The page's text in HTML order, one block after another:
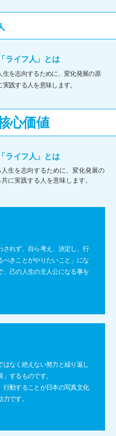
ライフ人」とは
を志向するために、変化発展の原
践する人を意味します。
心価値
ライフ人」とは
生を志向するために、変化発展の
に実践する人を意味します。
されず、自ら考え、決定し、行
きことがやりたいこと」にな
、己の人生の主人公になる事を
はなく絶えない努力と繰り返し
するものです。
行動することが日本の写真文化
です。